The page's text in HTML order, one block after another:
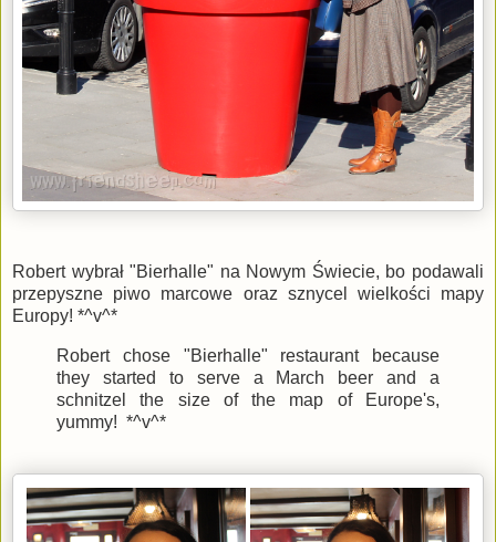
Robert wybrał "Bierhalle" na Nowym Świecie, bo podawali
przepyszne piwo marcowe oraz sznycel wielkości mapy
Europy! *^v^*
Robert chose "Bierhalle" restaurant because
they started to serve a March beer and a
schnitzel the size of the map of Europe's,
yummy! *^v^*